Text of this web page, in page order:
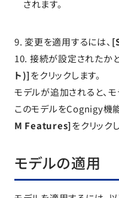
されます。
9. 変更を適用するには、
10. 接続が設定されたか
ト)]をクリックします。
モデルが追加されると、
このモデルをCognigy機
M Features]をクリック
モデルの適用